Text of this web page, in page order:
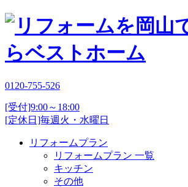
0120-755-526
[受付]9:00～18:00
[定休日]毎週火・水曜日
リフォームプラン
リフォームプラン 一覧
キッチン
その他